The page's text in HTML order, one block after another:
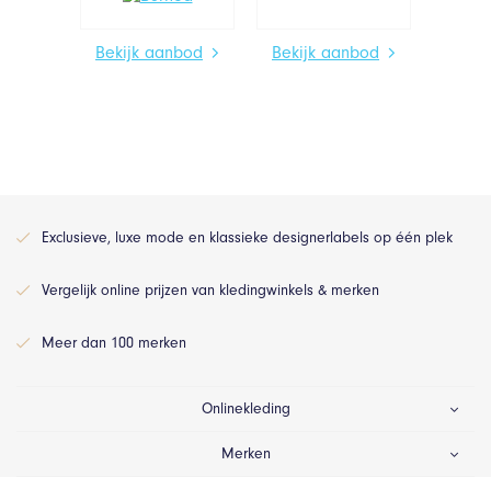
Bekijk aanbod Bekijk aanbod
Exclusieve, luxe mode en klassieke designerlabels op één plek
Vergelijk online prijzen van kledingwinkels & merken
Meer dan 100 merken
Onlinekleding
Merken